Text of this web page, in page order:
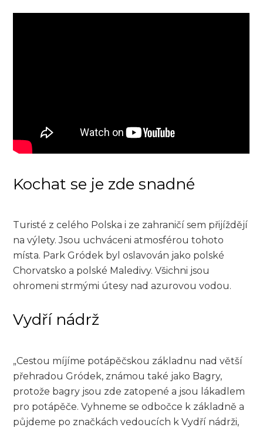
Kochat se je zde snadné
Turisté z celého Polska i ze zahraničí sem přijíždějí
na výlety. Jsou uchváceni atmosférou tohoto
místa. Park Gródek byl oslavován jako polské
Chorvatsko a polské Maledivy. Všichni jsou
ohromeni strmými útesy nad azurovou vodou.
Vydří nádrž
„Cestou míjíme potápěčskou základnu nad větší
přehradou Gródek, známou také jako Bagry,
protože bagry jsou zde zatopené a jsou lákadlem
pro potápěče. Vyhneme se odbočce k základně a
půjdeme po značkách vedoucích k Vydří nádrži,